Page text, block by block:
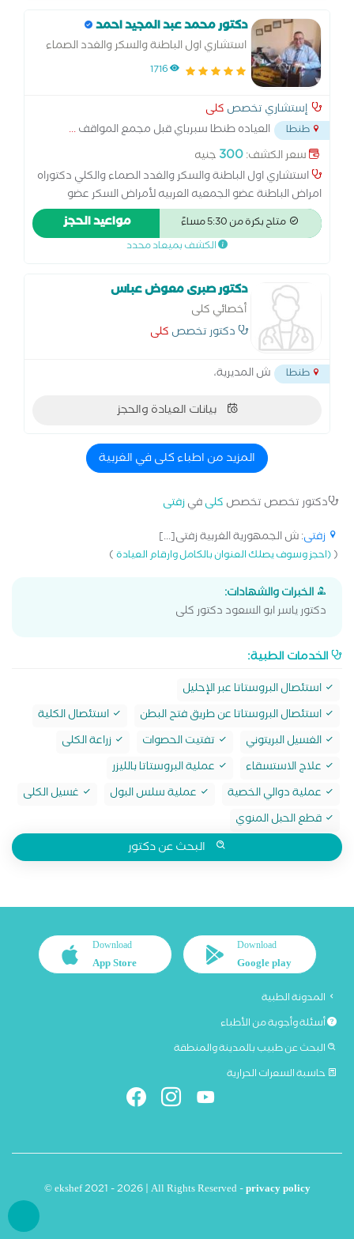
دكتور محمد عبد المجيد احمد
استشاري اول الباطنة والسكر والغدد الصماء
والكلي
1716
إستشاري تخصص كلى
طنطا العياده طنطا سبرباي قبل مجمع المواقف...
سعر الكشف:300 جنيه
استشاري اول الباطنة والسكر والغدد الصماء والكلي دكتوراه
امراض الباطنة عضو الجمعيه العربيه لأمراض السكر عضو
الجمعيه الاوروبيه لأمراض الكلى عضو الجمعيه المصريه لأمراض
الكلي عضو الجمعيه الامريكيه لأمراض الكلى عضو الجمعيه
المصريه لأمراض الجهاز الهضمي
متاح بكرة من 5:30 مساءً مواعيد الحجز
الكشف بميعاد محدد
دكتور صبرى معوض عباس
أخصائي كلى
دكتور تخصص كلى
طنطا ش المديرية،
بيانات العيادة والحجز
المزيد من اطباء كلى في الغربية
دكتور تخصص تخصص كلىفيزفتى
زفتى: ش الجمهورية الغربية زفتى[...]
((احجز وسوف يصلك العنوان بالكامل وارقام العيادة)
الخبرات والشهادات:
دكتور ياسر ابو السعود دكتور كلى
الخدمات الطبية:
استئصال البروستاتا عبر الإحليل
استئصال البروستاتا عن طريق فتح البطن
استئصال الكلية
الغسيل البريتوني
تفتيت الحصوات
زراعة الكلى
علاج الاستسقاء
عملية البروستاتا بالليزر
عملية دوالي الخصية
عملية سلس البول
غسيل الكلى
قطع الحبل المنوي
البحث عن دكتور
Download
Google play
Download
App Store
المدونة الطبية
أسئلة وأجوبة من الأطباء
البحث عن طبيب بالمدينة والمنطقة
حاسبة السعرات الحرارية
© ekshef 2021 - 2026 | All Rights Reserved -privacy policy